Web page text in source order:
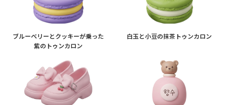
ブルーベリーとクッキーが乗った
紫のトゥンカロン
白玉と小豆の抹茶トゥンカロン